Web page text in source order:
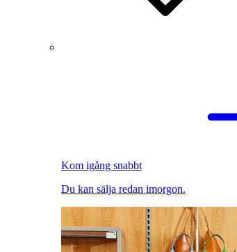
Kom igång snabbt
Du kan sälja redan imorgon.